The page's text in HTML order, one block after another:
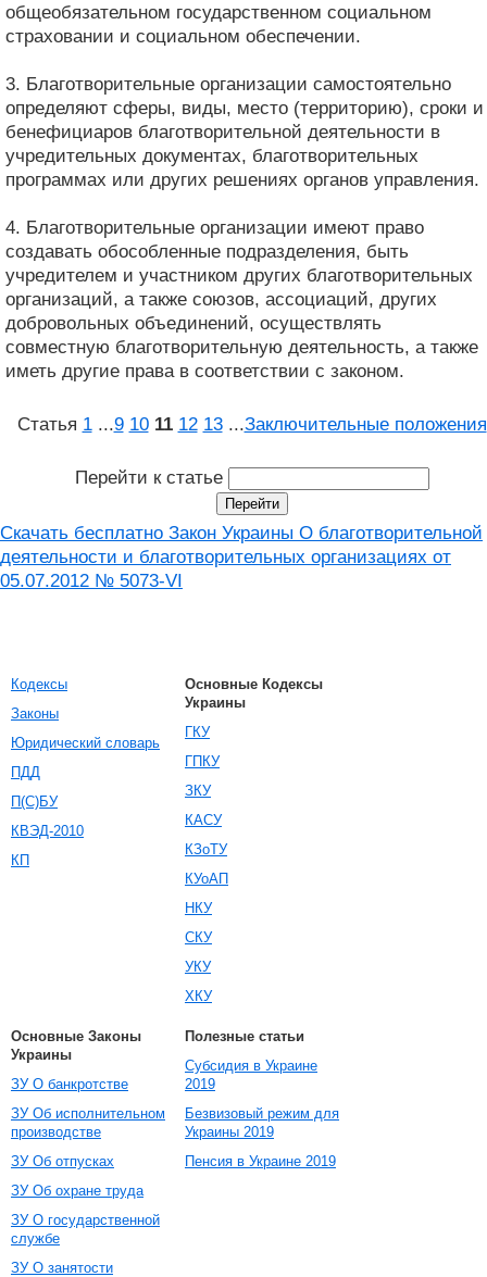
общеобязательном государственном социальном
страховании и социальном обеспечении.
3. Благотворительные организации самостоятельно
определяют сферы, виды, место (территорию), сроки и
бенефициаров благотворительной деятельности в
учредительных документах, благотворительных
программах или других решениях органов управления.
4. Благотворительные организации имеют право
создавать обособленные подразделения, быть
учредителем и участником других благотворительных
организаций, а также союзов, ассоциаций, других
добровольных объединений, осуществлять
совместную благотворительную деятельность, а также
иметь другие права в соответствии с законом.
Статья 1 ...9 10 11 12 13 ...Заключительные положения
Перейти к статье
Скачать бесплатно Закон Украины О благотворительной
деятельности и благотворительных организациях от
05.07.2012 № 5073-VI
Кодексы
Законы
Юридический словарь
ПДД
П(С)БУ
КВЭД-2010
КП
Основные Кодексы
Украины
ГКУ
ГПКУ
ЗКУ
КАСУ
КЗоТУ
КУоАП
НКУ
СКУ
УКУ
ХКУ
Основные Законы
Украины
ЗУ О банкротстве
ЗУ Об исполнительном
производстве
ЗУ Об отпусках
ЗУ Об охране труда
ЗУ О государственной
службе
ЗУ О занятости
Полезные статьи
Субсидия в Украине
2019
Безвизовый режим для
Украины 2019
Пенсия в Украине 2019